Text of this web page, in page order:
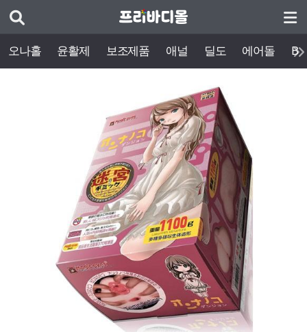
오나홀 윤활제 보조제품 애널 딜도 에어돌